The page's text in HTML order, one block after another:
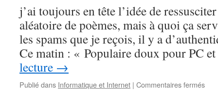
j’ai toujours en tête l’idée de
aléatoire de poèmes, mais à quoi ça
les spams que je reçois, il y a
Ce matin : « Populaire doux pour PC
lecture →
Publié dans Informatique et Internet | Commentaires ferméssur